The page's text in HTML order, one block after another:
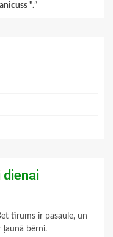
".”
dienai
tīrums ir pasaule, un
ļaunā bērni.